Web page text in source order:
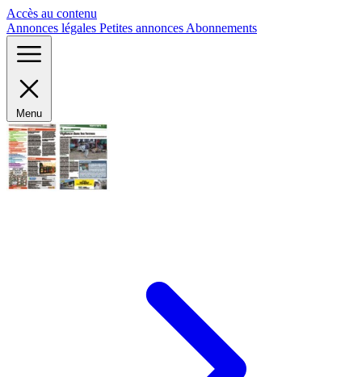
Accès au contenu
Annonces légales Petites annonces Abonnements
Menu
Panneau de gestion des cookies